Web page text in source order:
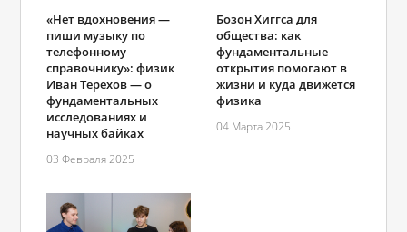
«Нет вдохновения —
пиши музыку по
телефонному
справочнику»: физик
Иван Терехов — о
фундаментальных
исследованиях и
научных байках
03 Февраля 2025
Бозон Хиггса для
общества: как
фундаментальные
открытия помогают в
жизни и куда движется
физика
04 Марта 2025